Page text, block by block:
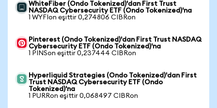
WhiteFiber (Ondo Tokenized)'dan First Trust
NASDAQ Cybersecurity ETF (Ondo Tokenized)'na
1 WYFIon eşittir 0,274806 CIBRon
Pinterest (Ondo Tokenized)'dan First Trust NASDAQ
Cybersecurity ETF (Ondo Tokenized)'na
1 PINSon eşittir 0,237444 CIBRon
Hyperliquid Strategies (Ondo Tokenized)'dan First
Trust NASDAQ Cybersecurity ETF (Ondo
Tokenized)'na
1 PURRon eşittir 0,068497 CIBRon